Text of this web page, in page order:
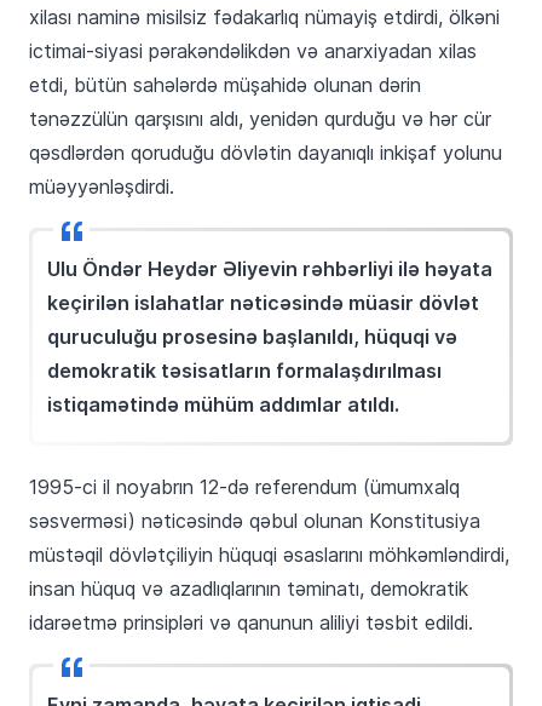
xilası naminə misilsiz fədakarlıq nümayiş etdirdi, ölkəni
ictimai-siyasi pərakəndəlikdən və anarxiyadan xilas
etdi, bütün sahələrdə müşahidə olunan dərin
tənəzzülün qarşısını aldı, yenidən qurduğu və hər cür
qəsdlərdən qoruduğu dövlətin dayanıqlı inkişaf yolunu
müəyyənləşdirdi.
Ulu Öndər Heydər Əliyevin rəhbərliyi ilə həyata
keçirilən islahatlar nəticəsində müasir dövlət
quruculuğu prosesinə başlanıldı, hüquqi və
demokratik təsisatların formalaşdırılması
istiqamətində mühüm addımlar atıldı.
1995-ci il noyabrın 12-də referendum (ümumxalq
səsverməsi) nəticəsində qəbul olunan Konstitusiya
müstəqil dövlətçiliyin hüquqi əsaslarını möhkəmləndirdi,
insan hüquq və azadlıqlarının təminatı, demokratik
idarəetmə prinsipləri və qanunun aliliyi təsbit edildi.